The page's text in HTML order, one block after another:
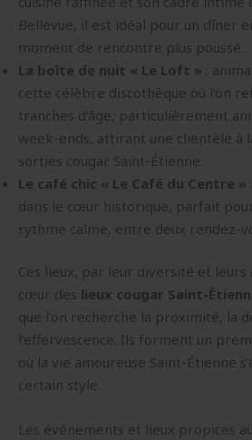
Bellevue, il est idéal pour un dîner
moment de rencontre plus poussé.
La boîte de nuit « Le Loft » :
cette célèbre discothèque où l’on
tranches d’âge, particulièrement
week-ends, attirant une clientèle à
sorties cougar Saint-Étienne.
Le café chic « Le Café du Centre »
dans le cœur historique, parfait
rythme calme, entre deux rendez-
Ces lieux, par leur diversité et leurs
cœur des lieux cougar Saint-
que l’on recherche la proximité, la
l’effervescence. Ils forment un
où la vie amoureuse Saint-Étienne
certain style.
Les événements et lieux propices